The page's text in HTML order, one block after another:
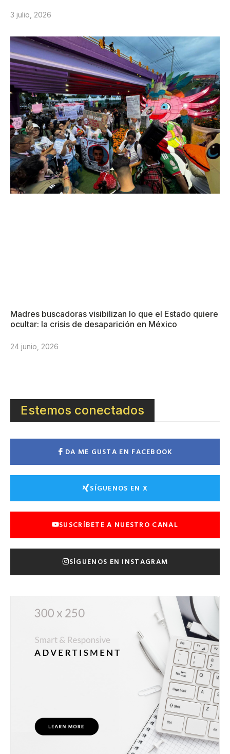
3 julio, 2026
Madres buscadoras visibilizan lo que el Estado quiere
ocultar: la crisis de desaparición en México
24 junio, 2026
Estemos conectados
DA ME GUSTA EN FACEBOOK
SÍGUENOS EN X
SUSCRÍBETE A NUESTRO CANAL
SÍGUENOS EN INSTAGRAM